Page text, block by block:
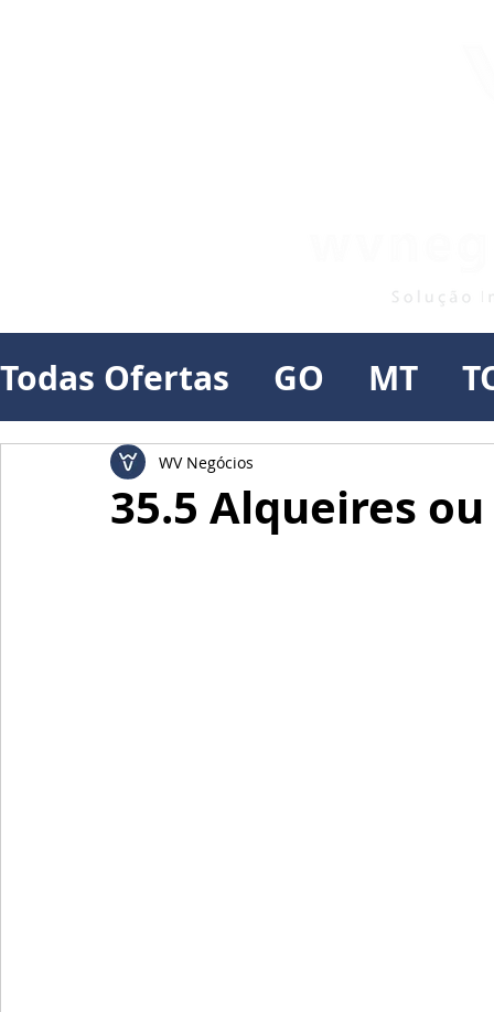
Todas Ofertas GO MT
35.5 Alqueires
WV Negócios